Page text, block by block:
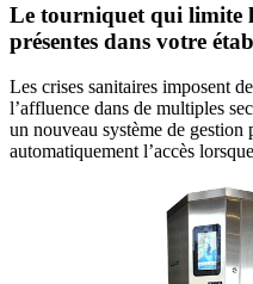
Le tourniquet qui limite
présentes dans votre
Les crises sanitaires imposent
l’affluence dans de multiples
un nouveau système de gestion
automatiquement l’accès